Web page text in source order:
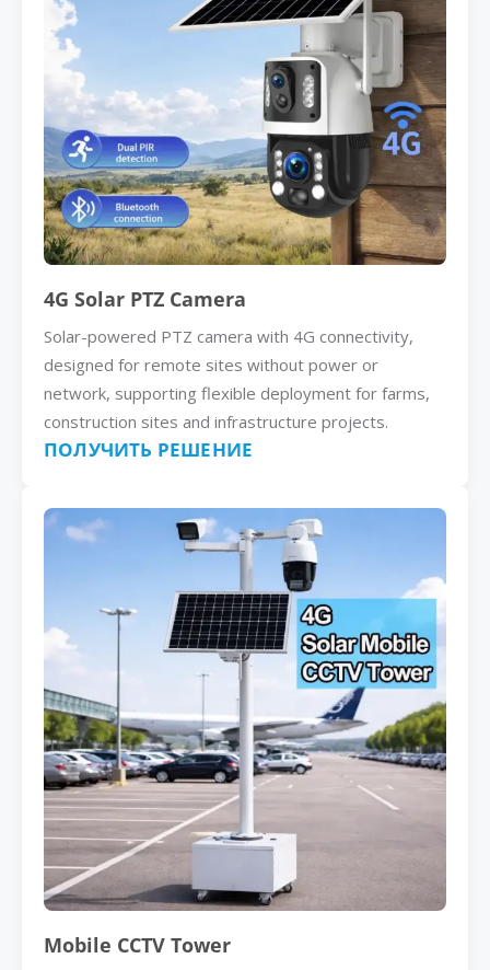
4G Solar PTZ Camera
Solar-powered PTZ camera with 4G connectivity,
designed for remote sites without power or
network, supporting flexible deployment for farms,
construction sites and infrastructure projects.
ПОЛУЧИТЬ РЕШЕНИЕ
Mobile CCTV Tower